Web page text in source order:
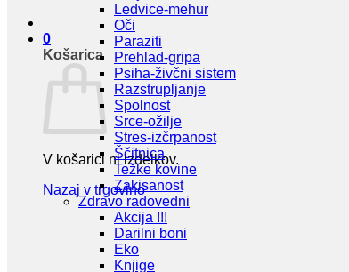
0
Košarica
V košarici ni izdelkov.
Nazaj v trgovino
Ledvice-mehur
Oči
Paraziti
Prehlad-gripa
Psiha-živčni sistem
Razstrupljanje
Spolnost
Srce-ožilje
Stres-izčrpanost
Ščitnica
Težke kovine
Zakisanost
Zdravo radovedni
Akcija !!!
Darilni boni
Eko
Knjige